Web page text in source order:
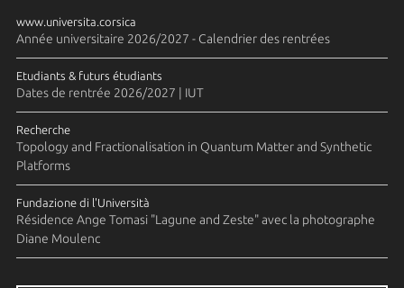
www.universita.corsica
Année universitaire 2026/2027 - Calendrier des rentrées
Etudiants & futurs étudiants
Dates de rentrée 2026/2027 | IUT
Recherche
Topology and Fractionalisation in Quantum Matter and Synthetic
Platforms
Fundazione di l'Università
Résidence Ange Tomasi "Lagune and Zeste" avec la photographe
Diane Moulenc